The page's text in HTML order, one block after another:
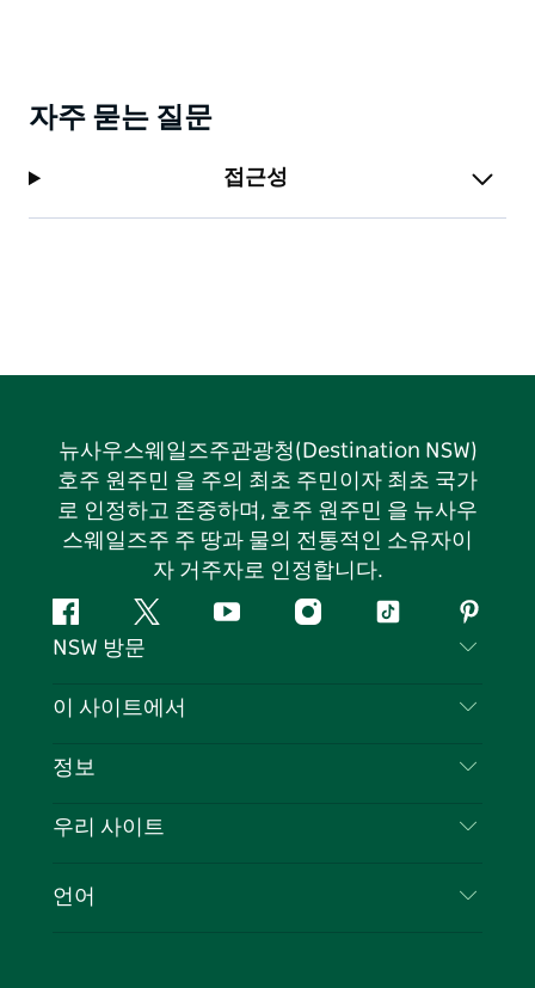
자주 묻는 질문
접근성
뉴사우스웨일즈주관광청(Destination NSW)
호주 원주민 을 주의 최초 주민이자 최초 국가
로 인정하고 존중하며, 호주 원주민 을 뉴사우
스웨일즈주 주 땅과 물의 전통적인 소유자이
자 거주자로 인정합니다.
페
이
북
지
다
유
인
틱
핀
터
스
NSW 방문
문의하기
쿠키 고지
이 사이트에서
목적지
이벤트
정보
여행 정보
뉴사우스웨일즈주 의 사업
우리 사이트
언어